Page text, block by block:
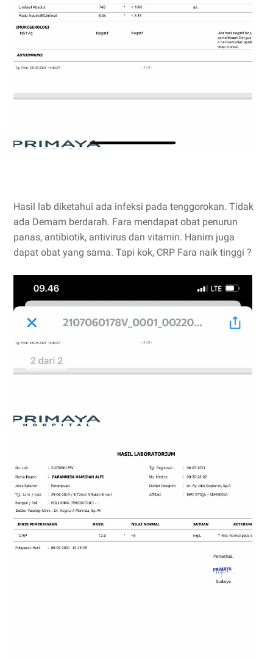
Hasil lab diketahui ada infeksi pada tenggorokan. Tidak
ada Demam berdarah. Fara mendapat obat penurun
panas, antibiotik, antivirus dan vitamin. Hanim juga
dapat obat yang sama. Tapi kok, CRP Fara naik tinggi ?